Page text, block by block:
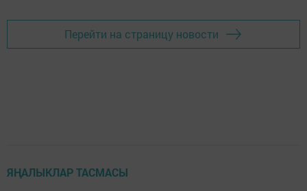
Перейти на страницу новости
ЯҢАЛЫКЛАР ТАСМАСЫ